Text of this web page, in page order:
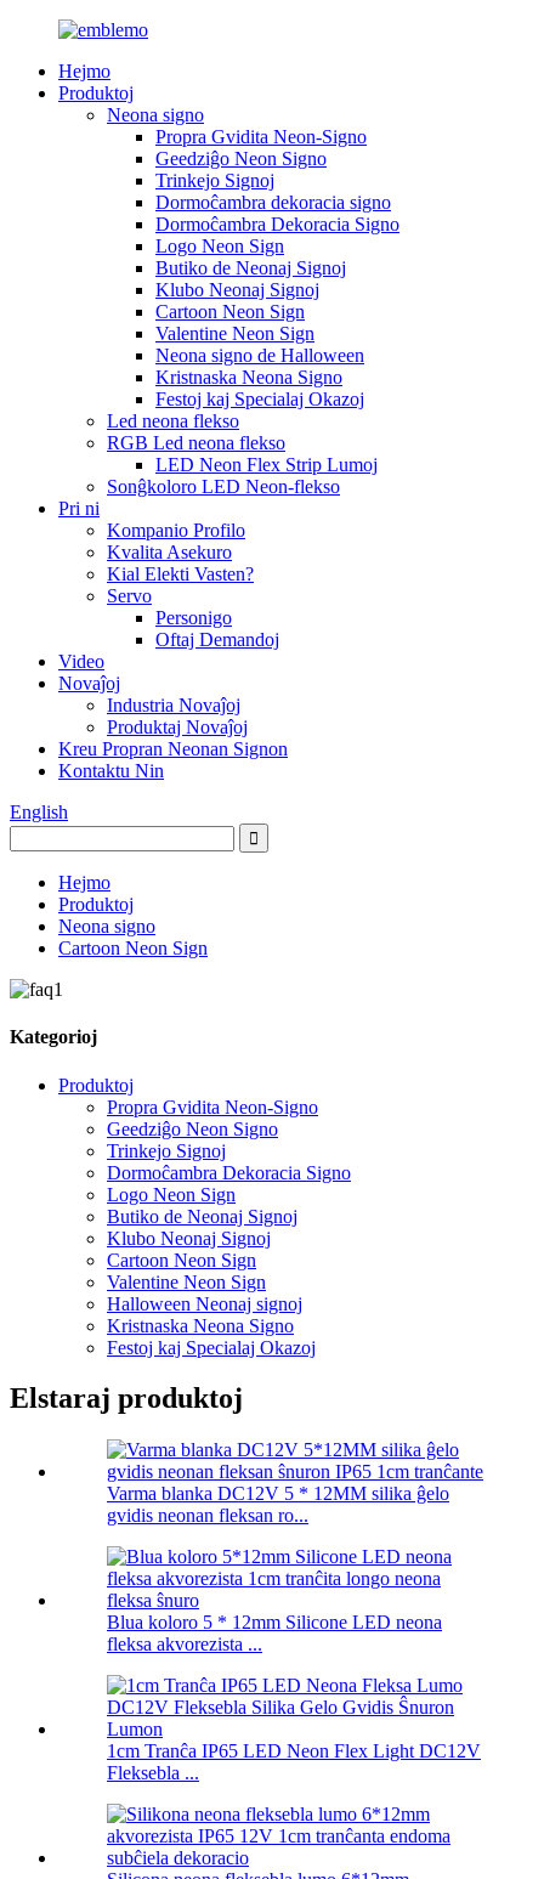
Hejmo
Produktoj
Neona signo
Propra Gvidita Neon-Signo
Geedziĝo Neon Signo
Trinkejo Signoj
Dormoĉambra dekoracia signo
Dormoĉambra Dekoracia Signo
Logo Neon Sign
Butiko de Neonaj Signoj
Klubo Neonaj Signoj
Cartoon Neon Sign
Valentine Neon Sign
Neona signo de Halloween
Kristnaska Neona Signo
Festoj kaj Specialaj Okazoj
Led neona flekso
RGB Led neona flekso
LED Neon Flex Strip Lumoj
Sonĝkoloro LED Neon-flekso
Pri ni
Kompanio Profilo
Kvalita Asekuro
Kial Elekti Vasten?
Servo
Personigo
Oftaj Demandoj
Video
Novaĵoj
Industria Novaĵoj
Produktaj Novaĵoj
Kreu Propran Neonan Signon
Kontaktu Nin
English
Hejmo
Produktoj
Neona signo
Cartoon Neon Sign
Kategorioj
Produktoj
Propra Gvidita Neon-Signo
Geedziĝo Neon Signo
Trinkejo Signoj
Dormoĉambra Dekoracia Signo
Logo Neon Sign
Butiko de Neonaj Signoj
Klubo Neonaj Signoj
Cartoon Neon Sign
Valentine Neon Sign
Halloween Neonaj signoj
Kristnaska Neona Signo
Festoj kaj Specialaj Okazoj
Elstaraj produktoj
Varma blanka DC12V 5 * 12MM silika ĝelo
gvidis neonan fleksan ro...
Blua koloro 5 * 12mm Silicone LED neona
fleksa akvorezista ...
1cm Tranĉa IP65 LED Neon Flex Light DC12V
Fleksebla ...